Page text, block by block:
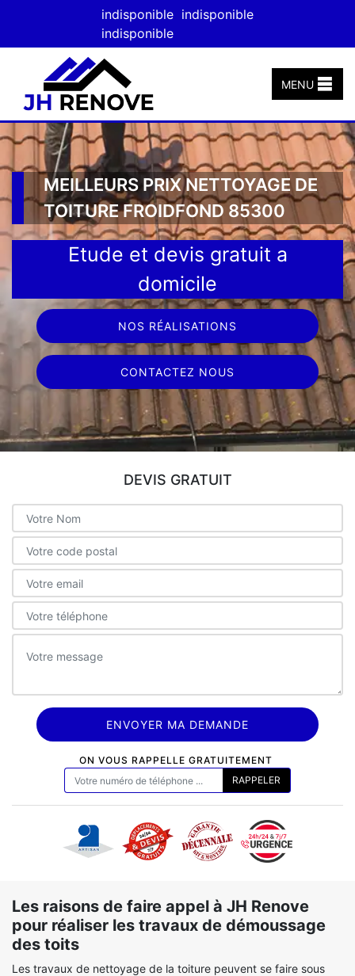
indisponible indisponible
indisponible
MENU
MEILLEURS PRIX NETTOYAGE DE
TOITURE FROIDFOND 85300
Etude et devis gratuit a
domicile
NOS RÉALISATIONS
CONTACTEZ NOUS
DEVIS GRATUIT
ON VOUS RAPPELLE GRATUITEMENT
Les raisons de faire appel à JH Renove
pour réaliser les travaux de démoussage
des toits
Les travaux de nettoyage de la toiture peuvent se faire sous